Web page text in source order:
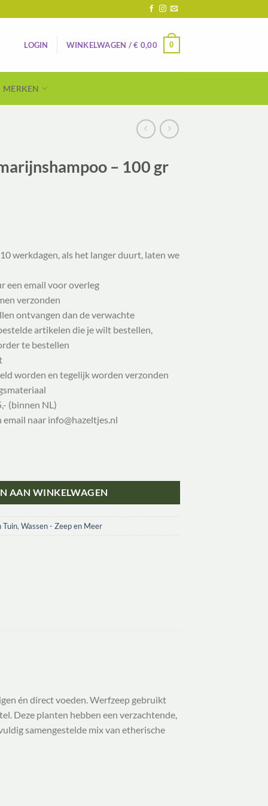
LOGIN WINKELWAGEN /€ 0,00 0
MERKEN
– 100 gr
werkdagen, als het langer duurt, laten we
een email voor overleg
verzonden
ontvangen dan de verwachte
artikelen die je wilt bestellen,
te bestellen
worden en tegelijk worden verzonden
(binnen NL)
naar info@hazeltjes.nl
AAN WINKELWAGEN
Tuin, Wassen - Zeep en Meer
én direct voeden. Werfzeep gebruikt
Deze planten hebben een verzachtende,
samengestelde mix van etherische